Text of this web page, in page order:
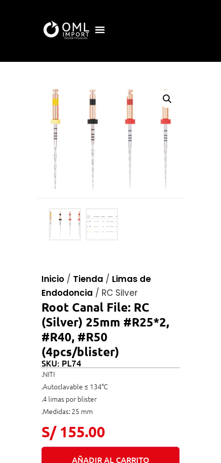
Inicio / Tienda / Limas de
Endodoncia / RC Silver
Root Canal File: RC
(Silver) 25mm #R25*2,
#R40, #R50
(4pcs/blister)
SKU: PL74
.NITI
.Autoclavable ≤ 134°C
.4 limas por blister
.Medidas: 25 mm
S/155.00
AÑADIR AL CARRITO